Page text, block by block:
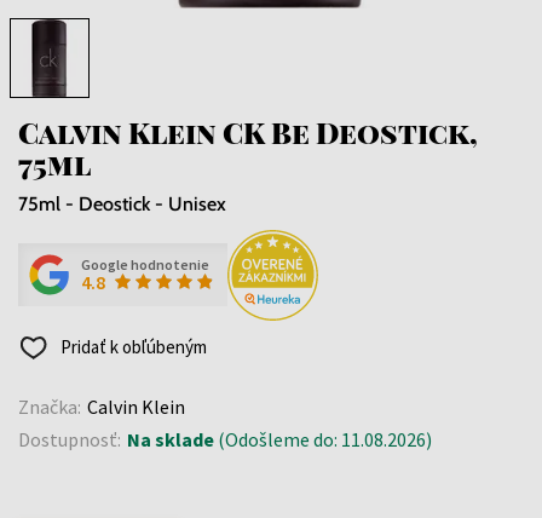
Calvin Klein CK Be Deostick,
75ml
75ml - Deostick - Unisex
Google hodnotenie
4.8
Pridať k obľúbeným
Značka: Calvin Klein
Dostupnosť: Na sklade (Odošleme do: 11.08.2026)